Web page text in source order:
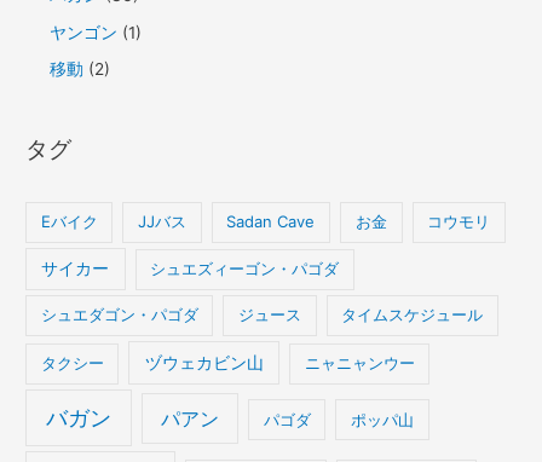
ヤンゴン (1)
移動 (2)
タグ
Eバイク JJバス Sadan Cave お金 コウモリ
サイカー シュエズィーゴン・パゴダ
シュエダゴン・パゴダ ジュース タイムスケジュール
タクシー ヅウェカビン山 ニャニャンウー
バガン パアン パゴダ ポッパ山